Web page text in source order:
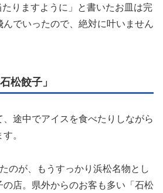
りますように」と書いたお皿は完
でいったので、絶対に叶いません
松餃子」
途中でアイスを食べたりしながら
。
のが、もうすっかり浜松名物とし
の店。県外からのお客も多い「石松